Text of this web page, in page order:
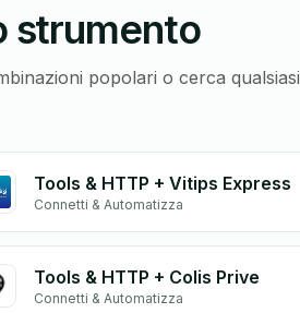
strumento
popolari o cerca qualsiasi
Tools & HTTP + Vitips Express
Connetti & Automatizza
Tools & HTTP + Colis Prive
Connetti & Automatizza